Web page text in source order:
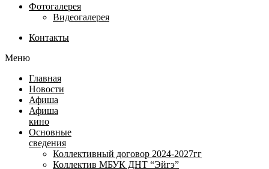
Фотогалерея
Видеогалерея
Контакты
Меню
Главная
Новости
Афиша
Афиша
кино
Основные
сведения
Коллективный договор 2024-2027гг
Коллектив МБУК ДНТ “Эйгэ”